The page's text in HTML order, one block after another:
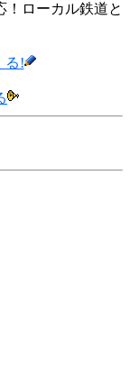
！ローカル鉄道と
る!